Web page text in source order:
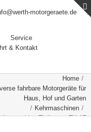
motorgeraete.de
Service
& Kontakt
Home /
fahrbare Motorgeräte für
Haus, Hof und Garten
/ Kehrmaschinen /
Tielbürger TK 17